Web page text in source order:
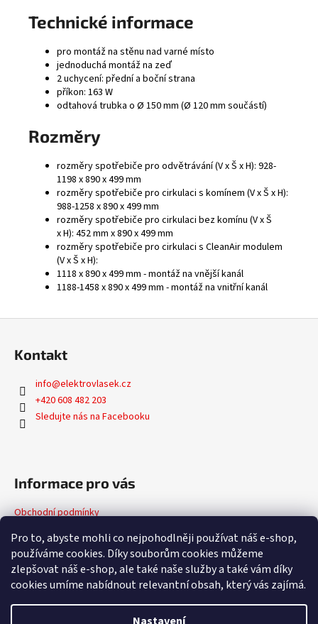
Pro to, abyste mohli co nejpohodlněji používat náš e-shop,
používáme cookies. Díky souborům cookies můžeme
zlepšovat náš e-shop, ale také naše služby a také vám díky
cookies umíme nabídnout relevantní obsah, který vás zajímá.
Technické informace
pro montáž na stěnu nad varné místo
jednoduchá montáž na zeď
2 uchycení: přední a boční strana
příkon: 163 W
odtahová trubka o Ø 150 mm (Ø 120 mm součástí)
Rozměry
rozměry spotřebiče pro odvětrávání (V x Š x H): 928-
1198 x 890 x 499 mm
rozměry spotřebiče pro cirkulaci s komínem (V x Š x H):
988-1258 x 890 x 499 mm
rozměry spotřebiče pro cirkulaci bez komínu (V x Š
x H): 452 mm x 890 x 499 mm
rozměry spotřebiče pro cirkulaci s CleanAir modulem
(V x Š x H):
1118 x 890 x 499 mm - montáž na vnější kanál
1188-1458 x 890 x 499 mm - montáž na vnitřní kanál
Kontakt
info@elektrovlasek.cz
+420 608 482 203
Sledujte nás na Facebooku
Informace pro vás
Obchodní podmínky
Facebook